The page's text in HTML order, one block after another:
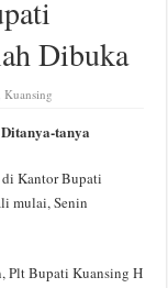
Dibuka
Kuansing
tanya
di Kantor Bupati
mulai, Senin
Plt Bupati Kuansing H